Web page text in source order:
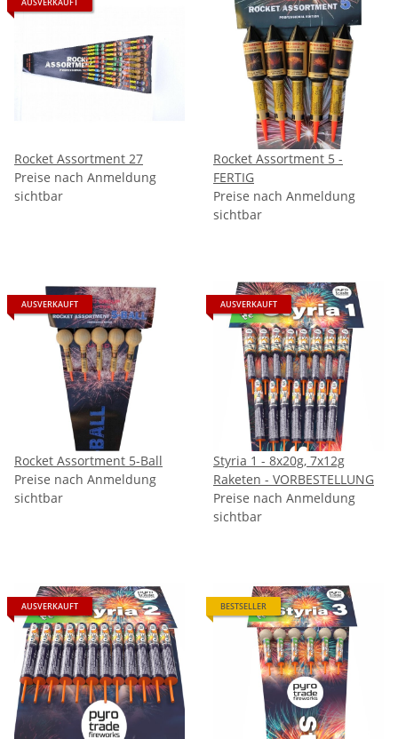
Rocket Assortment 27
Preise nach Anmeldung
sichtbar
Rocket Assortment 5 -
FERTIG
Preise nach Anmeldung
sichtbar
AUSVERKAUFT
Rocket Assortment 5-Ball
Preise nach Anmeldung
sichtbar
AUSVERKAUFT
Styria 1 - 8x20g, 7x12g
Raketen - VORBESTELLUNG
Preise nach Anmeldung
sichtbar
AUSVERKAUFT BESTSELLER